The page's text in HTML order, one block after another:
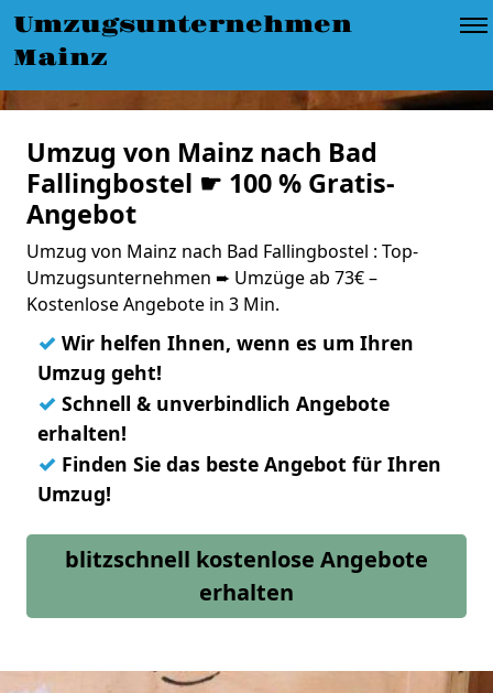
Umzugsunternehmen
Mainz
Umzug von Mainz nach Bad
Fallingbostel ☛ 100 % Gratis-
Angebot
Umzug von Mainz nach Bad Fallingbostel : Top-
Umzugsunternehmen ➨ Umzüge ab 73€ –
Kostenlose Angebote in 3 Min.
✓ Wir helfen Ihnen, wenn es um Ihren
Umzug geht!
✓ Schnell & unverbindlich Angebote
erhalten!
✓ Finden Sie das beste Angebot für Ihren
Umzug!
blitzschnell kostenlose Angebote
erhalten